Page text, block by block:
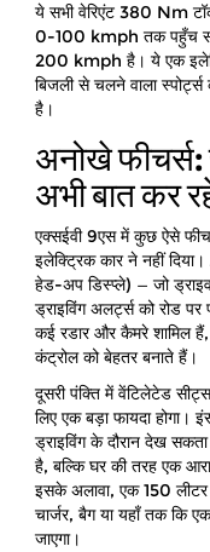
ये सभी वेरिएंट 380 Nm
0-100 kmph तक पहुँच
200 kmph है। ये एक
बिजली से चलने वाला
है।
अनोखे फीचर्स:
अभी बात कर
एक्सईवी 9एस में कुछ ऐसे
इलेक्ट्रिक कार ने नहीं दिया।
हेड-अप डिस्प्ले) — जो
ड्राइविंग अलर्ट्स को रोड
कई रडार और कैमरे
कंट्रोल को बेहतर बनाते हैं।
दूसरी पंक्ति में वेंटिलेटेड सीट्स
लिए एक बड़ा फायदा होगा।
ड्राइविंग के दौरान देख
है, बल्कि घर की तरह एक
इसके अलावा, एक 150
चार्जर, बैग या यहाँ तक कि
जाएगा।